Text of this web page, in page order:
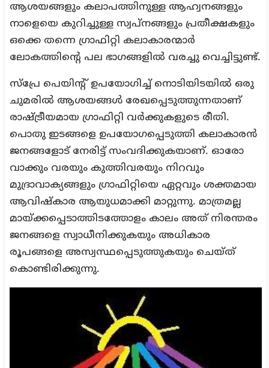
ആശയങ്ങളും കലാപത്തിനുള്ള ആഹ്വനങ്ങളും
നാളെയെ കുറിച്ചുള്ള സ്വപ്നങ്ങളും പ്രതീക്ഷകളും
ഒക്കെ തന്നെ ഗ്രാഫിറ്റി കലാകാരന്മാർ
ലോകത്തിന്റെ പല ഭാഗങ്ങളിൽ വരച്ചു വെച്ചിട്ടുണ്ട്.
സ്പ്രേ പെയിന്റ് ഉപയോഗിച്ച് നൊടിയിടയിൽ ഒരു
ചുമരിൽ ആശയങ്ങൾ രേഖപ്പെടുത്തുന്നതാണ്
രാഷ്ട്രീയമായ ഗ്രാഫിറ്റി വർക്കുകളുടെ രീതി.
പൊതു ഇടങ്ങളെ ഉപയോഗപ്പെടുത്തി കലാകാരൻ
ജനങ്ങളോട് നേരിട്ട് സംവദിക്കുകയാണ്. ഓരോ
വാക്കും വരയും കുത്തിവരയും നിറവും
മുദ്രാവാക്യങ്ങളും ഗ്രാഫിറ്റിയെ ഏറ്റവും ശക്തമായ
ആവിഷ്കാര ആയുധമാക്കി മാറ്റുന്നു. മാത്രമല്ല
മായ്ക്കപ്പെടാത്തിടത്തോളം കാലം അത് നിരന്തരം
ജനങ്ങളെ സ്വാധീനിക്കുകയും അധികാര
രൂപങ്ങളെ അസ്വസ്ഥപ്പെടുത്തുകയും ചെയ്ത്
കൊണ്ടിരിക്കുന്നു.